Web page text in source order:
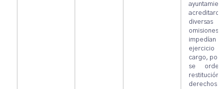
acreditaron
diversas
ejercicio
cargo, por
se
restitución
derechos